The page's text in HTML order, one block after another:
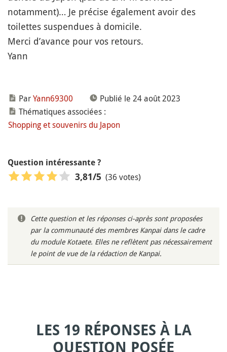
notamment)… Je précise également avoir des
toilettes suspendues à domicile.
Merci d’avance pour vos retours.
Yann
ParYann69300
Publié le 24 août 2023
Thématiques associées :
Shopping et souvenirs du Japon
Question intéressante ?
3,81/5 (36 votes)
Cette question et les réponses ci-après sont proposées
par la communauté des membres Kanpai dans le cadre
du module Kotaete. Elles ne reflètent pas nécessairement
le point de vue de la rédaction de Kanpai.
LES 19 RÉPONSES À LA
QUESTION POSÉE